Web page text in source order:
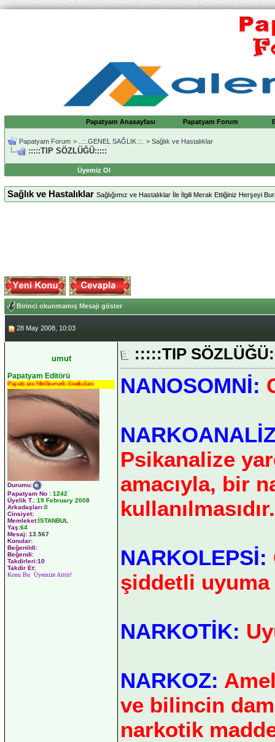
Papatyam Anasayfası Papatyam Forum
Papatyam Forum > ..::.GENEL SAĞLIK.::. > Sağlık ve Hastalıklar
:::::TIP SÖZLÜĞÜ:::::
Üyemiz Ol
Sağlık ve Hastalıklar Sağlığımız ve Hastalıklar İle İlgili Merak Ettiğiniz Herşeyi
Birinci okunmamış Mesajı göster
28 May 2008, 10:03
umut
Papatyam Editörü
Papatyam Medineweb Emekdarı
Durumu:
Papatyam No : 1242
Üyelik T.: 19 February 2008
Arkadaşları:0
Cinsiyet:
Memleket:İSTANBUL
Yaş:64
Mesaj: 13.567
Konular:
Beğenildi:
Beğendi:
Takdirleri:10
Takdir Et:
Konu Bu Üyemize Aittir!
:::::TIP
NANOSOMNİ:
Psikanalize
amacıyla, bir
kullanılmasıdır.
NARKOLEPSİ:
şiddetli
NARKOTİK:
NARKOZ:
ve bilincin
narkotik